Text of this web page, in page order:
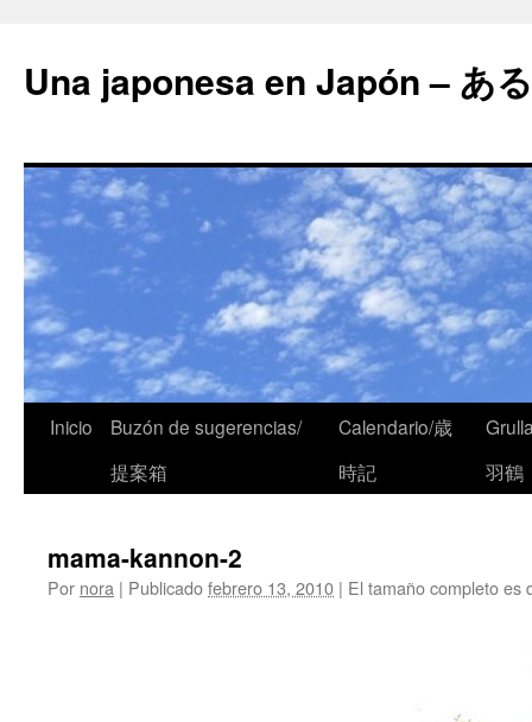
Una japonesa en Japón – あ
Inicio
Buzón de sugerencias/
提案箱
Calendario/歳
時記
羽鶴
mama-kannon-2
Por nora | Publicadofebrero 13, 2010 | El tamaño completo es